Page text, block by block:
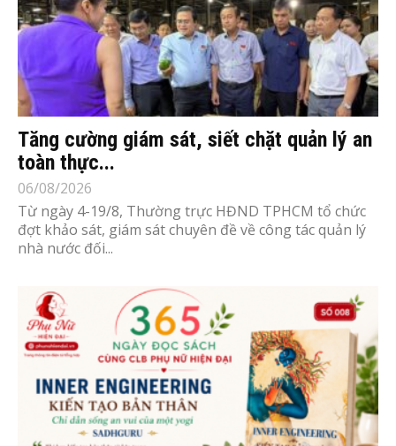
Tăng cường giám sát, siết chặt quản lý an
toàn thực...
06/08/2026
Từ ngày 4-19/8, Thường trực HĐND TPHCM tổ chức
đợt khảo sát, giám sát chuyên đề về công tác quản lý
nhà nước đối...